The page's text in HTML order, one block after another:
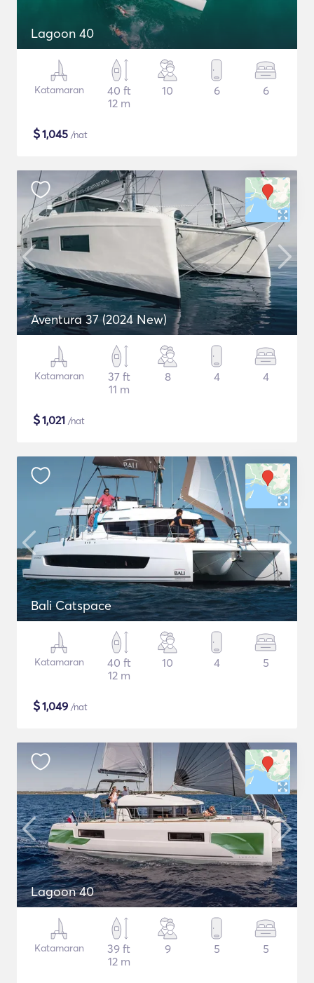
Lagoon 40
Katamaran
40 ft
12 m
10 6 6
$1,045 /nat
Aventura 37 (2024 New)
Katamaran
37 ft
11 m
8 4 4
$1,021 /nat
Bali Catspace
Katamaran
40 ft
12 m
10 4 5
$1,049 /nat
Lagoon 40
Katamaran
39 ft
12 m
9 5 5